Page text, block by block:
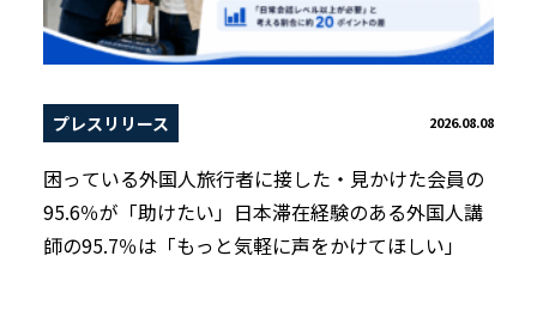
プレスリリース 2026.08.08
困っている外国人旅行者に接した・見かけた会員の
95.6％が「助けたい」日本滞在経験のある外国人講
師の95.7％は「もっと気軽に声をかけてほしい」